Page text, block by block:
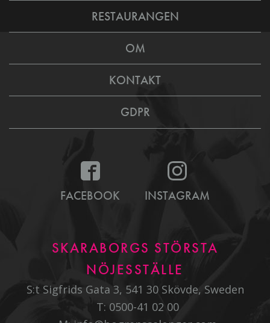
RESTAURANGEN
OM
KONTAKT
GDPR
FACEBOOK INSTAGRAM
SKARABORGS STÖRSTA
NÖJESSTÄLLE
S:t Sigfrids Gata 3, 541 30 Skövde, Sweden
T: 0500-41 02 00